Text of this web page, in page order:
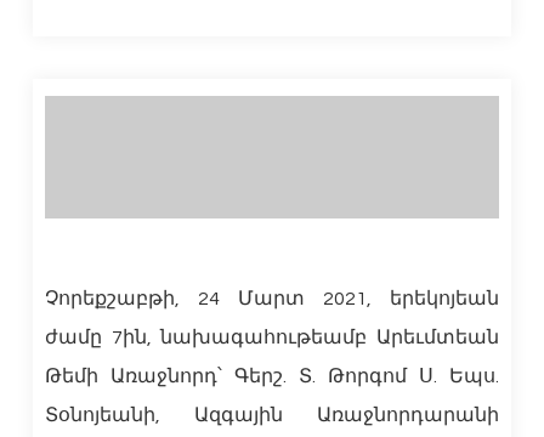
Չորեքշաբթի, 24 Մարտ 2021, երեկոյեան
ժամը 7ին, նախագահութեամբ Արեւմտեան
Թեմի Առաջնորդ՝ Գերշ. Տ. Թորգոմ Ս. Եպս.
Տօնոյեանի, Ազգային Առաջնորդարանի